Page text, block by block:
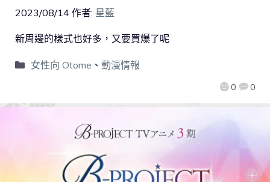
2023/08/14 作者: 星藍
0 0
新周邊的樣式也好多，又要買爆了呢
女性向 Otome 、 動漫情報